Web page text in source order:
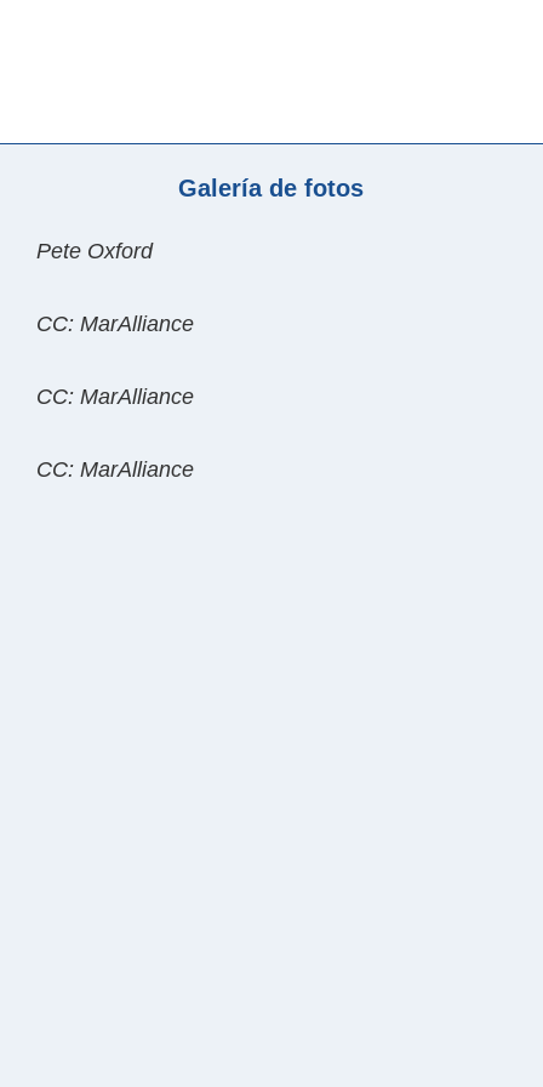
Galería de fotos
Pete Oxford
CC: MarAlliance
CC: MarAlliance
CC: MarAlliance